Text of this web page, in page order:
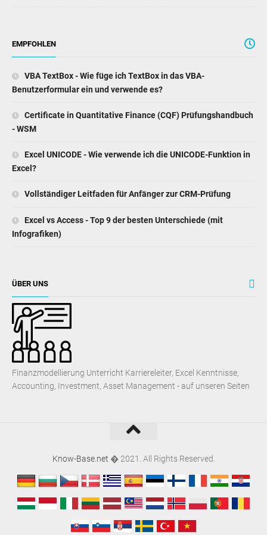
EMPFOHLEN
VBA TextBox - Wie füge ich TextBox in das VBA-
Benutzerformular ein und verwende es?
Certificate in Quantitative Finance (CQF) Prüfungshandbuch
- WSM
Excel UNICODE - Wie verwende ich die UNICODE-Funktion in
Excel?
Vollständiger Leitfaden für Anfänger zur CRM-Prüfung
Excel vs Access - Top 9 der besten Unterschiede (mit
Infografiken)
ÜBER UNS
Finanzmodellierung Unterricht Karriereleiter, Excel Kenntnisse,
Accounting, Investment, Asset Management - auf unseren Seiten
Know-Base.net � 2021. All Rights Reserved.